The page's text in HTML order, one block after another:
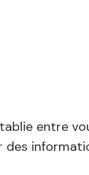
entre
des